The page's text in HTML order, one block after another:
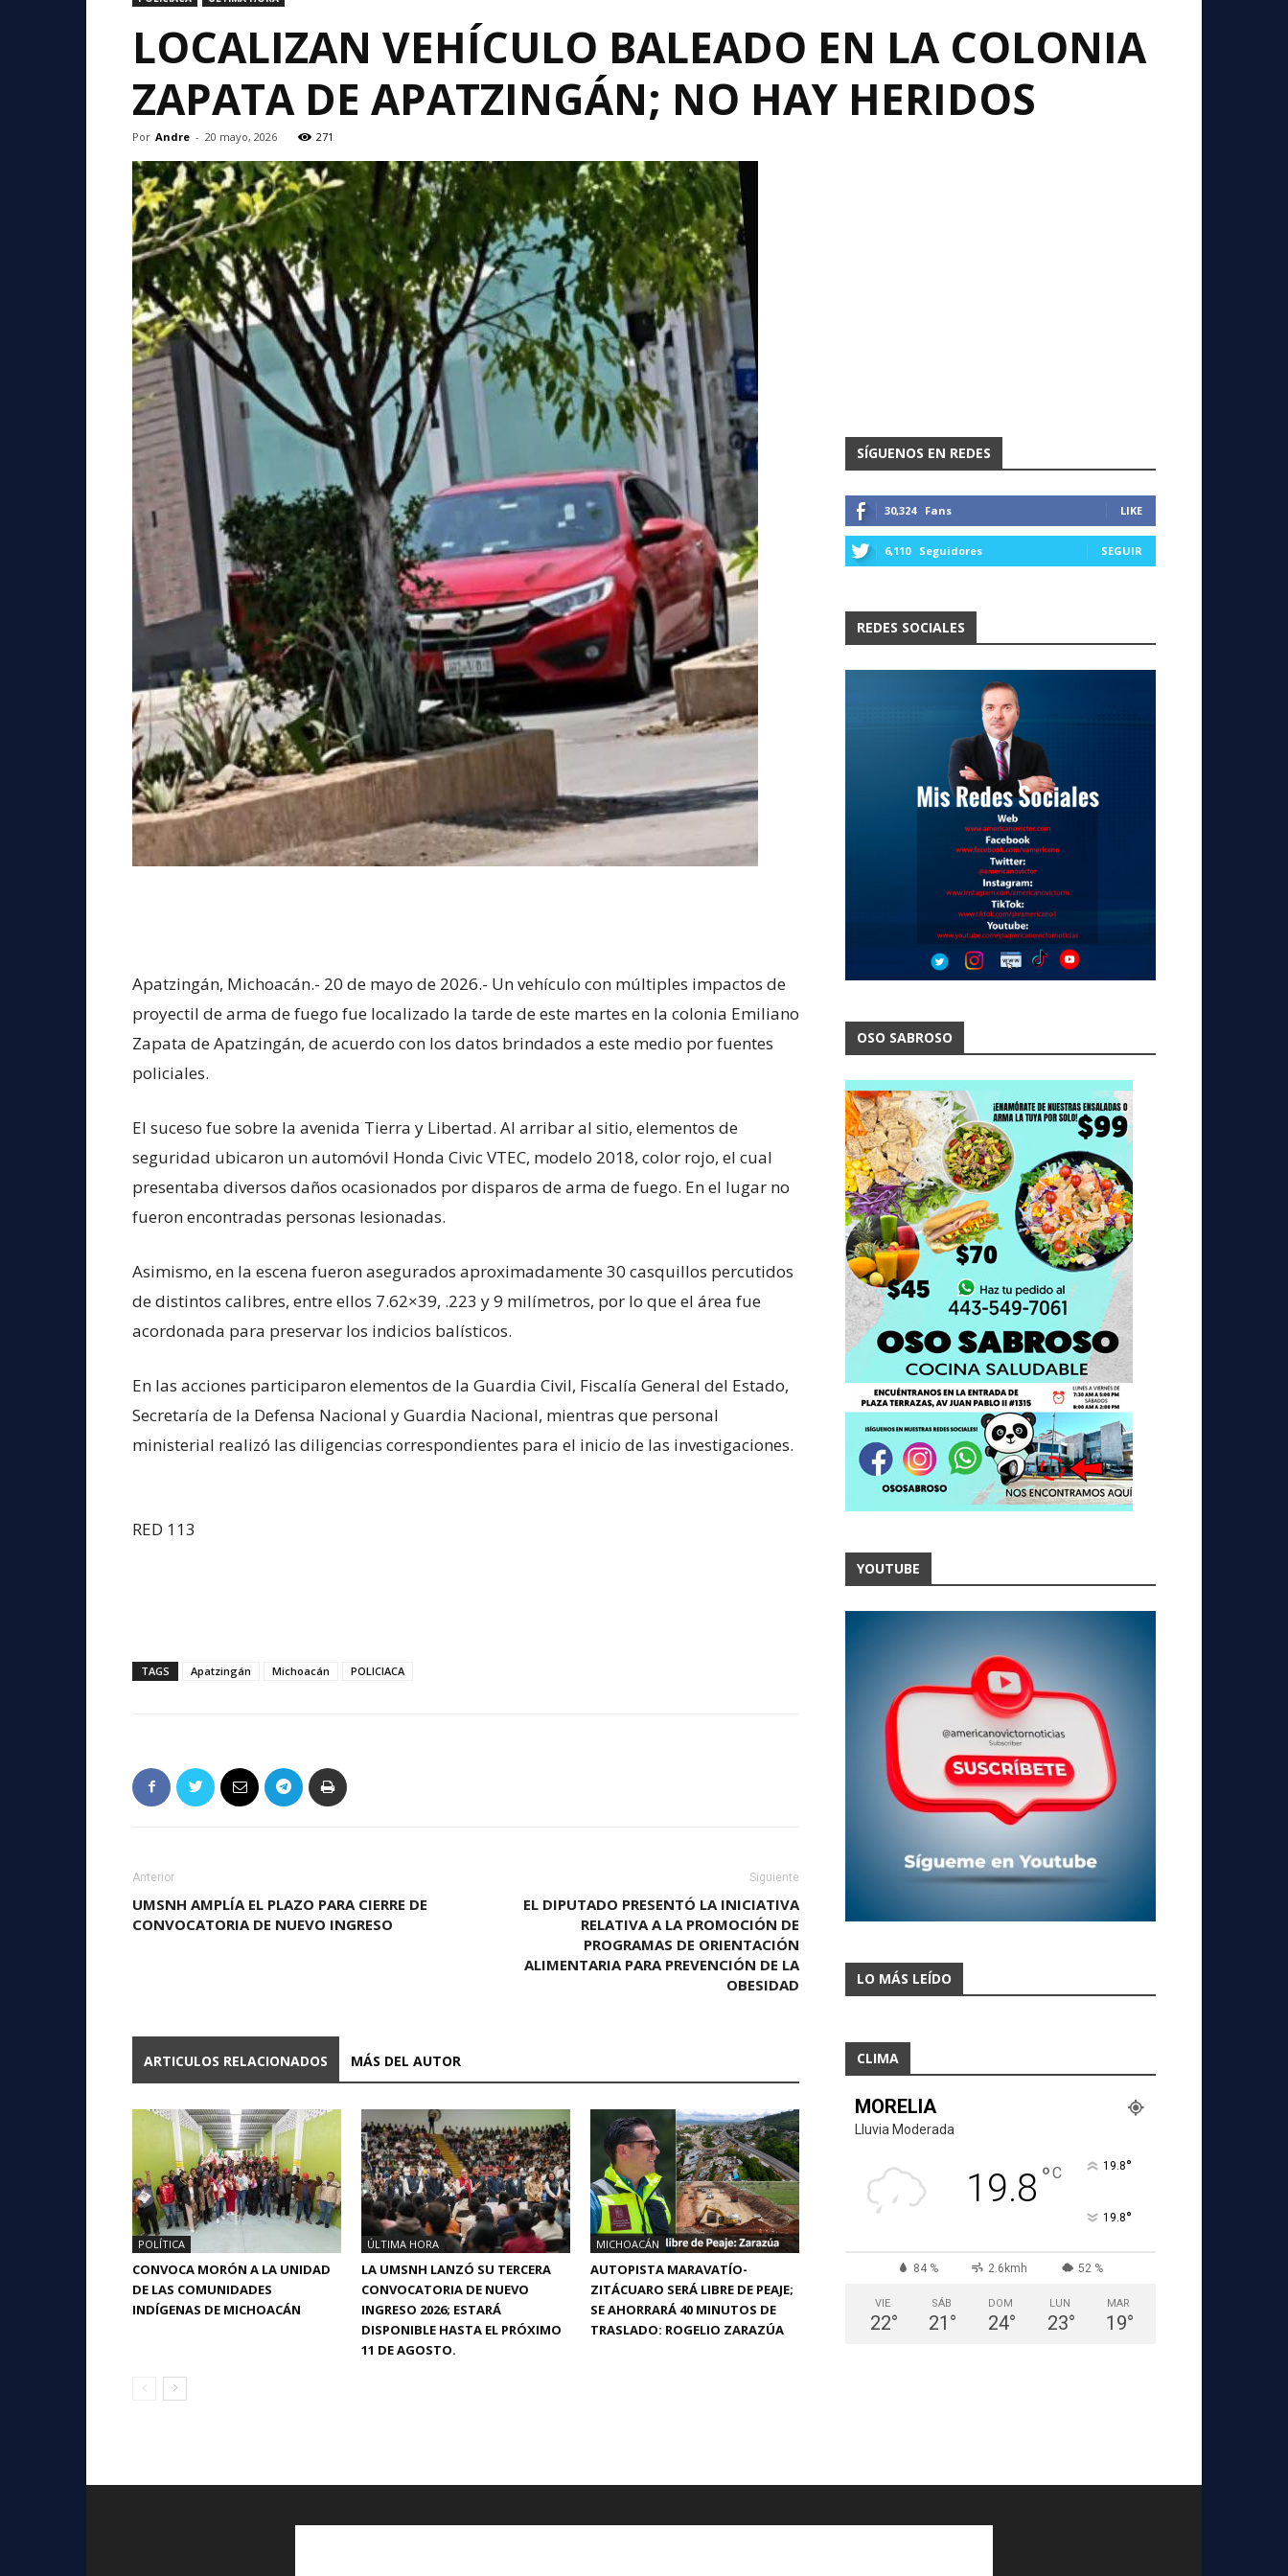
LOCALIZAN VEHÍCULO BALEADO EN LA COLONIA
ZAPATA DE APATZINGÁN; NO HAY HERIDOS
Por Andre - 20 mayo, 2026 271
Apatzingán, Michoacán.- 20 de mayo de 2026.- Un vehículo con múltiples impactos de
proyectil de arma de fuego fue localizado la tarde de este martes en la colonia Emiliano
Zapata de Apatzingán, de acuerdo con los datos brindados a este medio por fuentes
policiales.
El suceso fue sobre la avenida Tierra y Libertad. Al arribar al sitio, elementos de
seguridad ubicaron un automóvil Honda Civic VTEC, modelo 2018, color rojo, el cual
presentaba diversos daños ocasionados por disparos de arma de fuego. En el lugar no
fueron encontradas personas lesionadas.
Asimismo, en la escena fueron asegurados aproximadamente 30 casquillos percutidos
de distintos calibres, entre ellos 7.62×39, .223 y 9 milímetros, por lo que el área fue
acordonada para preservar los indicios balísticos.
En las acciones participaron elementos de la Guardia Civil, Fiscalía General del Estado,
Secretaría de la Defensa Nacional y Guardia Nacional, mientras que personal
ministerial realizó las diligencias correspondientes para el inicio de las investigaciones.
RED 113
TAGS Apatzingán Michoacán POLICIACA
Anterior
UMSNH AMPLÍA EL PLAZO PARA CIERRE DE
CONVOCATORIA DE NUEVO INGRESO
Siguiente
EL DIPUTADO PRESENTÓ LA INICIATIVA
RELATIVA A LA PROMOCIÓN DE
PROGRAMAS DE ORIENTACIÓN
ALIMENTARIA PARA PREVENCIÓN DE LA
OBESIDAD
ARTICULOS RELACIONADOS MÁS DEL AUTOR
POLÍTICA
CONVOCA MORÓN A LA UNIDAD
DE LAS COMUNIDADES
INDÍGENAS DE MICHOACÁN
ÚLTIMA HORA
LA UMSNH LANZÓ SU TERCERA
CONVOCATORIA DE NUEVO
INGRESO 2026; ESTARÁ
DISPONIBLE HASTA EL PRÓXIMO
11 DE AGOSTO.
MICHOACÁN
AUTOPISTA MARAVATÍO-
ZITÁCUARO SERÁ LIBRE DE PEAJE;
SE AHORRARÁ 40 MINUTOS DE
TRASLADO: ROGELIO ZARAZÚA
SÍGUENOS EN REDES
30,324 Fans LIKE
6,110 Seguidores SEGUIR
REDES SOCIALES
OSO SABROSO
YOUTUBE
LO MÁS LEÍDO
CLIMA
MORELIA
Lluvia Moderada
19.8 °C 19.8°
19.8°
84 % 2.6kmh 52 %
VIE
22°
SÁB
21 °
DOM
24°
LUN
23°
MAR
19°